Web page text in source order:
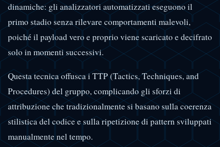
dinamiche: gli analizzatori automatizzati eseguono il
primo stadio senza rilevare comportamenti malevoli,
poiché il payload vero e proprio viene scaricato e decifrato
solo in momenti successivi.
Questa tecnica offusca i TTP (Tactics, Techniques, and
Procedures) del gruppo, complicando gli sforzi di
attribuzione che tradizionalmente si basano sulla coerenza
stilistica del codice e sulla ripetizione di pattern sviluppati
manualmente nel tempo.